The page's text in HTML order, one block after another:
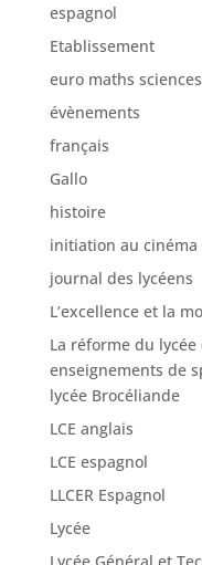
espagnol
Etablissement
euro maths
évènements
français
Gallo
histoire
initiation au cinéma
journal des lycéens
L’excellence et la
La réforme du
enseignements de
lycée Brocéliande
LCE anglais
LCE espagnol
LLCER Espagnol
Lycée
Lycée Général et